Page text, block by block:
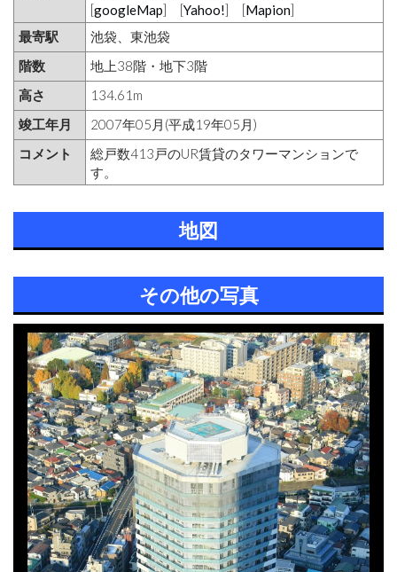
[googleMap] [Yahoo!] [Mapion]
最寄駅
池袋、東池袋
階数
地上38階・地下3階
高さ
134.61m
竣工年月
2007年05月(平成19年05月)
コメント
総戸数413戸のUR賃貸のタワーマンションで
す。
地図
その他の写真